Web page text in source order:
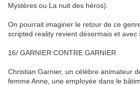
Mystères ou La nuit des héros).
On pourrait imaginer le retour de ce
scripted reality revient désormais et avec
16/ GARNIER CONTRE GARNIER
Christian Garnier, un célèbre animateur
femme Anne, une employée dans le